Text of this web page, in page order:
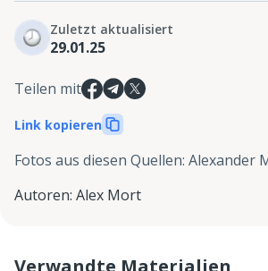
Zuletzt aktualisiert
29.01.25
Teilen mit
Link kopieren
Fotos aus diesen Quellen: Alexander
Autoren: Alex Mort
Verwandte Materialien